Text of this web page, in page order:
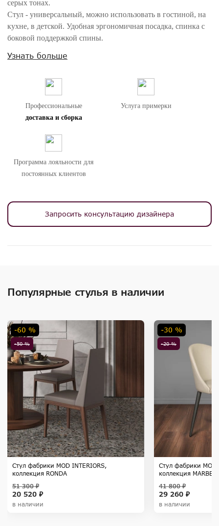
серых тонах.
Стул - универсальный, можно использовать в гостиной, на
кухне, в детской. Удобная эргономичная посадка, спинка с
боковой поддержкой спины.
Состав ткани: 100 % полиэстер. Безопасный состав для
заболеваниями верхних дыхательных путей. Уход за тканью
– Беречь от прямых солнечных лучей. Размещать не ближе
40-60 см от источников тепла. Не использовать абразивные
средства. Чистка мылом и хлопчатобумажной тканью.
Внимание! Цвета предметов на изображениях могут отличаться из-за
Узнать больше
Профессиональные
доставка и сборка
Услуга примерки
Программа лояльности для
постоянных клиентов
Запросить консультацию дизайнера
Популярные стулья в наличии
-50 %
-60 %
Стул фабрики MOD INTERIORS,
коллекция RONDA
20 520 ₽
51 300 ₽
в наличии
-20 %
-30 %
Стул фабрики MOD
коллекция
29 260 ₽
41 800 ₽
в наличии